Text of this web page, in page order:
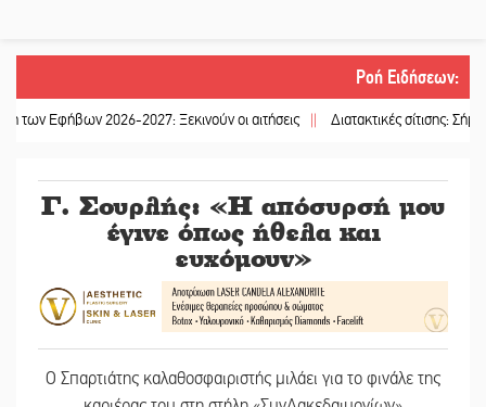
Ροή Ειδήσεων:
2026-2027: Ξεκινούν οι αιτήσεις || Διατακτικές σίτισης: Σήμα για
Γ. Σουρλής: «Η απόσυρσή μου
έγινε όπως ήθελα και
ευχόμουν»
Ο Σπαρτιάτης καλαθοσφαιριστής μιλάει για το φινάλε της